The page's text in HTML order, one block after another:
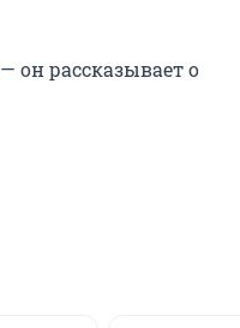
— он рассказывает о